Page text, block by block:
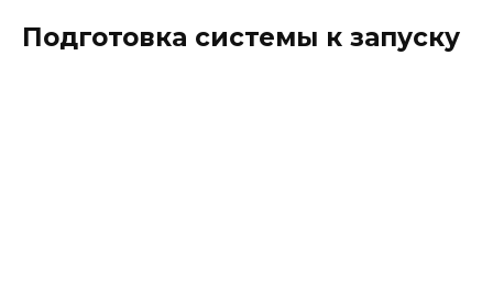
Подготовка системы к запуску